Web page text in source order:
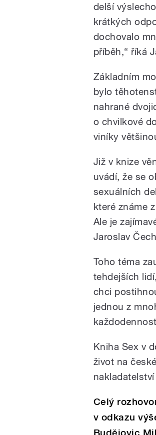
delší
krátkých
dochovalo
příběh,“ říká
Základním
bylo
nahrané
o chvilkové
viníky
Již v knize
uvádí, že se
sexuálních
které známe
Ale je
Jaroslav
Toho téma
tehdejších
chci
jednou z
Kniha Sex v
život na
Celý
v odkazu
Budějovic